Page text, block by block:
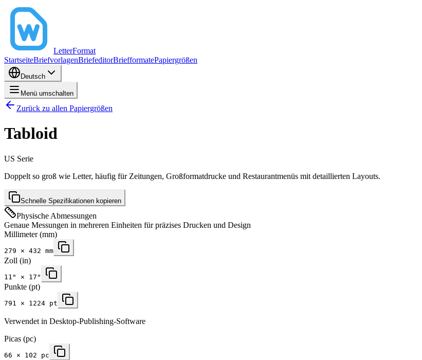
LetterFormat
StartseiteBriefvorlagenBriefeditorBriefformatePapiergrößen
Deutsch
Menü umschalten
Zurück zu allen Papiergrößen
Tabloid
US Serie
Doppelt so groß wie Letter, häufig für Zeitungen, Großformatdrucke und Restaurantmenüs mit detaillierten Layouts.
Schnelle Spezifikationen kopieren
Physische Abmessungen
Genaue Messungen in mehreren Einheiten für präzises Drucken und Design
Millimeter(mm)
279 × 432 mm
Zoll (in)
11 " × 17 "
Punkte (pt)
791 × 1224 pt
Verwendet in Desktop-Publishing-Software
Picas (pc)
66 × 102 pc